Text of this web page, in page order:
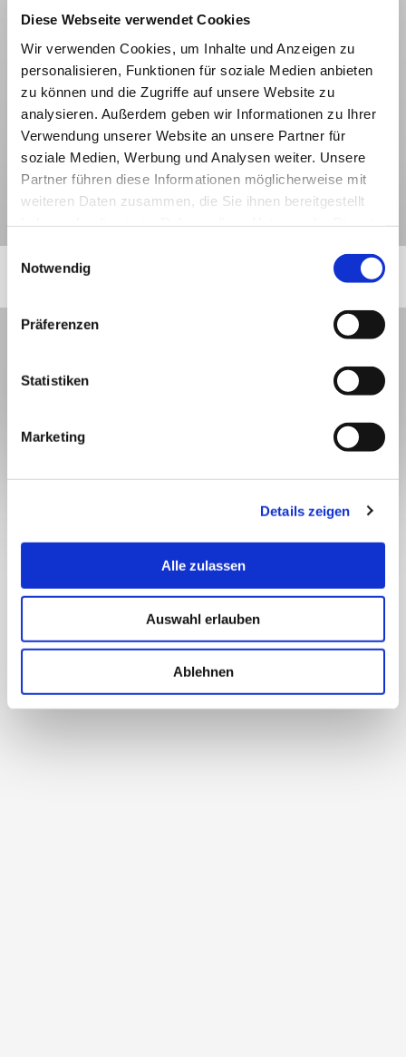
Diese Webseite verwendet Cookies
Wir verwenden Cookies, um Inhalte und Anzeigen zu
personalisieren, Funktionen für soziale Medien anbieten
zu können und die Zugriffe auf unsere Website zu
analysieren. Außerdem geben wir Informationen zu Ihrer
Verwendung unserer Website an unsere Partner für
soziale Medien, Werbung und Analysen weiter. Unsere
Partner führen diese Informationen möglicherweise mit
weiteren Daten zusammen, die Sie ihnen bereitgestellt
Einwilligungsauswahl
Notwendig
Präferenzen
Statistiken
Marketing
Details zeigen
Alle zulassen
Auswahl erlauben
Ablehnen
Zahlung
Wir akzeptieren:
* Alle Preise inkl. gesetzl. Mehrwertsteuer zzgl. Versandkostenund ggf.